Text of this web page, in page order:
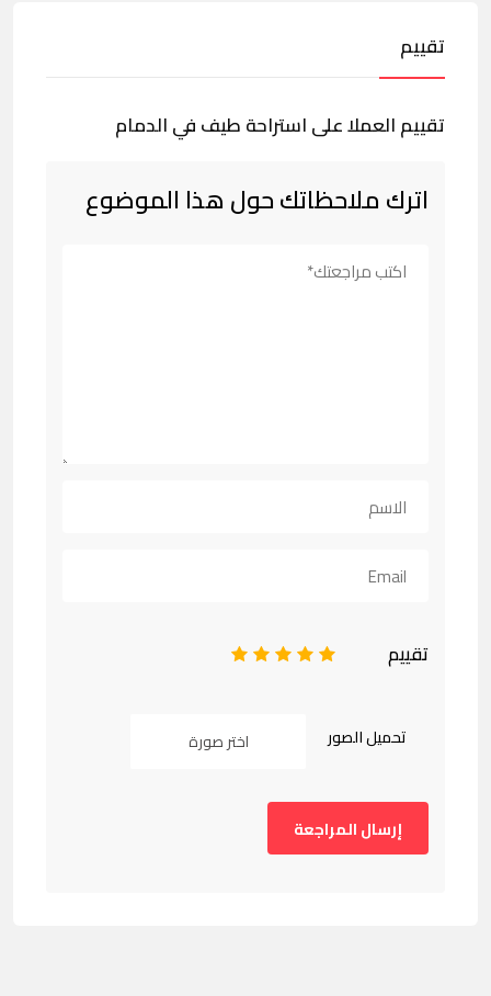
تقييم
تقييم العملا على استراحة طيف في الدمام
اترك ملاحظاتك حول هذا الموضوع
تقييم 5
4
3
2
تحميل الصور اختر صورة